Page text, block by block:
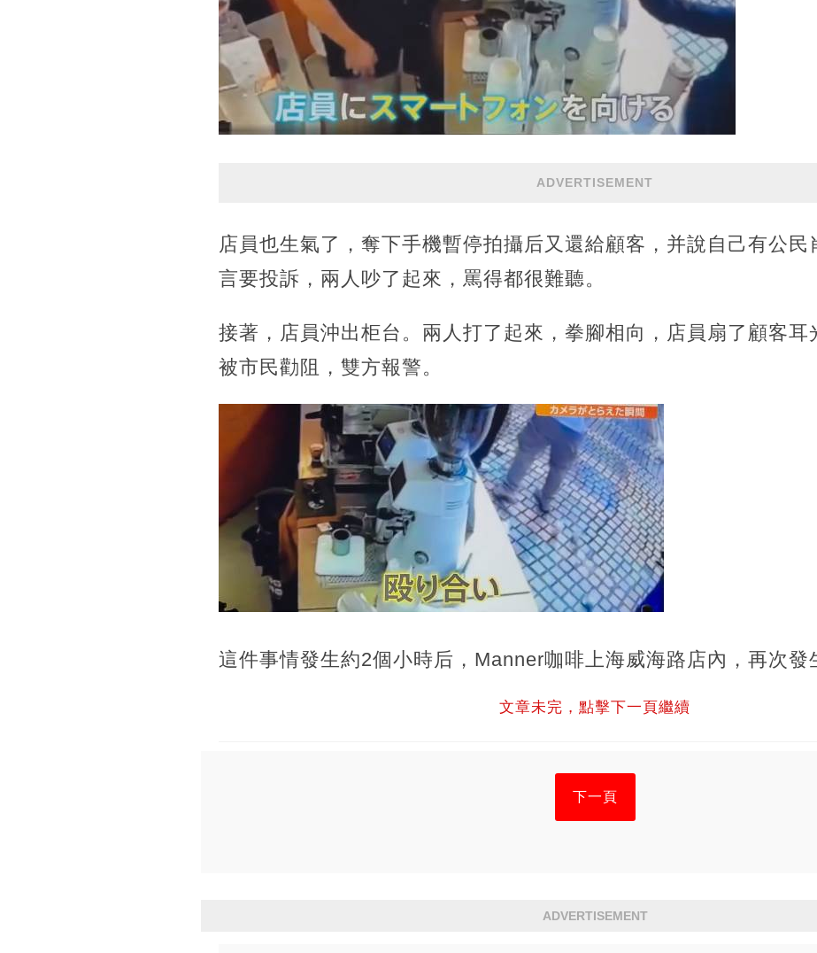
ADVERTISEMENT
店員也生氣了，奪下手機暫停拍攝后又還給顧客，并說自己有公民
言要投訴，兩人吵了起來，罵得都很難聽。
接著，店員沖出柜台。兩人打了起來，拳腳相向，店員扇了顧客耳
被市民勸阻，雙方報警。
這件事情發生約2個小時后，Manner咖啡上海威海路店內，再次發
文章未完，點擊下一頁繼續
下一頁
ADVERTISEMENT